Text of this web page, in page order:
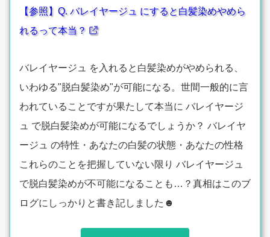
【参照】Q. バレイヤージュ にすると白髪染めやめら
れるって本当？
バレイヤージュ を入れると白髪染めがやめられる、
いわゆる"脱白髪染め"が可能になる。世間一般的に言
われていることですが果たして本当に バレイヤージ
ュ で脱白髪染めが可能になるでしょうか？ バレイヤ
ージュ の特性・あなたの白髪の状態・あなたの性格
これらのことを把握していない限り バレイヤージュ
で脱白髪染めが不可能になることも…？真相はこのブ
ログにしっかりと書き記しました☻